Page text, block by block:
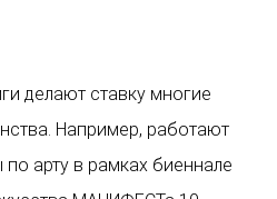
делают ставку многие
Например, работают
по арту в рамках биеннале